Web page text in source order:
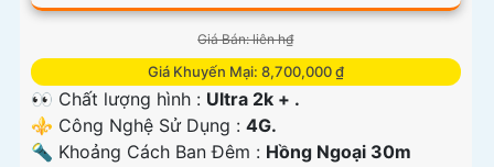
Giá Bán: liên h₫
Giá Khuyến Mại: 8,700,000 ₫
👀 Chất lượng hình : Ultra 2k + .
⚜️ Công Nghệ Sử Dụng : 4G.
🔦 Khoảng Cách Ban Đêm : Hồng Ngoại 30m